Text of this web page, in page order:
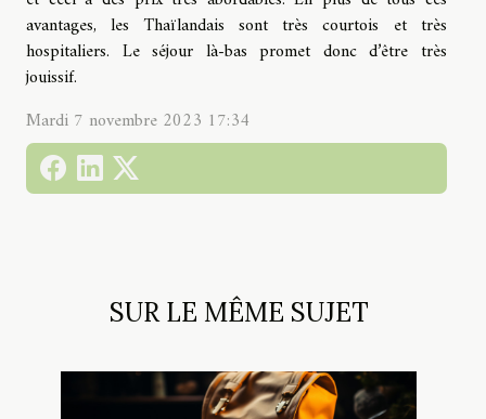
avantages, les Thaïlandais sont très courtois et très
hospitaliers. Le séjour là-bas promet donc d’être très
jouissif.
Mardi 7 novembre 2023 17:34
SUR LE MÊME SUJET